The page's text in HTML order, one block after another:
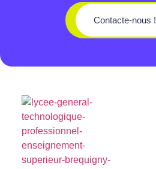
Contacte-nous !